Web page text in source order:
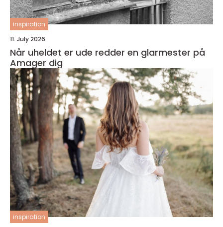
inspiration
11. July 2026
Når uheldet er ude redder en glarmester på
Amager dig
inspiration